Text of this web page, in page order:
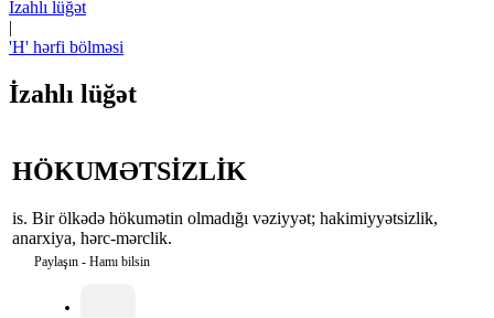
İzahlı lüğət
|
'H' hərfi bölməsi
İzahlı lüğət
HÖKUMƏTSİZLİK
is. Bir ölkədə hökumətin olmadığı vəziyyət; hakimiyyətsizlik,
anarxiya, hərc-mərclik.
Paylaşın - Hamı bilsin